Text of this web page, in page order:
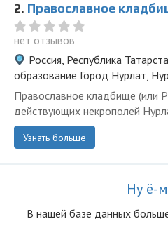
2. Православное
нет отзывов
Россия, Республика
образование Город Нурлат,
Православное кладбище (или
действующих некрополей
Узнать больше
Ну ё-
В нашей базе данных